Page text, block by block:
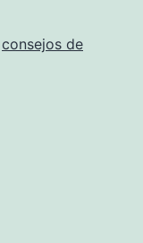
consejos de